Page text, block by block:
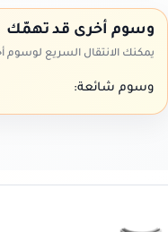
وسوم أخرى قد تهمّك
يمكنك الانتقال السريع لوسوم
وسوم شائعة: